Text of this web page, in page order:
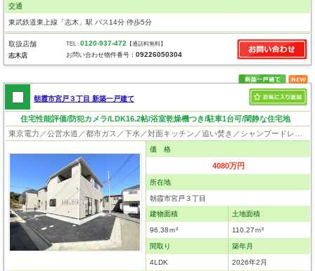
交通
東武鉄道東上線「志木」駅 バス14分 停歩5分
取扱店舗
志木店
TEL :0120-937-472 【通話料無料】
お問い合わせ物件番号：09226050304
朝霞市宮戸３丁目 新築一戸建て
住宅性能評価/防犯カメラ/LDK16.2帖/浴室乾燥機つき/駐車1台可/閑静な住宅地
価 格
4080万円
所在地
朝霞市宮戸３丁目
建物面積
96.38ｍ²
土地面積
110.27ｍ²
間取り
4LDK
築年月
2026年2月